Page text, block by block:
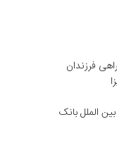
مقام‌های رسمی،
فرودگاهی و ویزای
را آماده نمایید تا
می‌بایست در وب‌سایت
نمایید و توصیه می‌شود
نام، این امر را به یک
عنوان معتبرترین مرجع
فرزندان
الملل بانک